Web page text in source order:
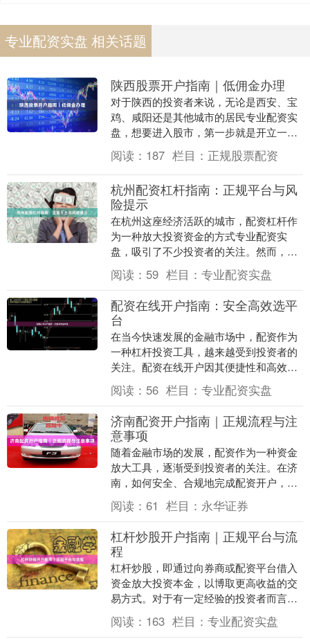
专业配资实盘 相关话题
陕西股票开户指南｜低佣金办理
对于陕西的投资者来说，无论是西安、宝
鸡、咸阳还是其他城市的居民专业配资实
盘，想要进入股市，第一步就是开立一个
合适的股票账户。本文将为你提供一份详
细的陕西股票开户....
阅读： 187 栏目： 正规股票配资
杭州配资杠杆指南：正规平台与风
险提示
在杭州这座经济活跃的城市，配资杠杆作
为一种放大投资资金的方式专业配资实
盘，吸引了不少投资者的关注。然而，配
资市场鱼龙混杂，如何选择正规平台、规
避潜在风险，成为投....
阅读： 59 栏目： 专业配资实盘
配资在线开户指南：安全高效选平
台
在当今快速发展的金融市场中，配资作为
一种杠杆投资工具，越来越受到投资者的
关注。配资在线开户因其便捷性和高效性
专业配资实盘，成为许多投资者的首选。
然而，面对市场上....
阅读： 56 栏目： 专业配资实盘
济南配资开户指南｜正规流程与注
意事项
随着金融市场的发展，配资作为一种资金
放大工具，逐渐受到投资者的关注。在济
南，如何安全、合规地完成配资开户，成
为许多投资者关心的问题。本文将从正规
流程、资质核查、....
阅读： 61 栏目： 永华证券
杠杆炒股开户指南｜正规平台与流
程
杠杆炒股，即通过向券商或配资平台借入
资金放大投资本金，以博取更高收益的交
易方式。对于有一定经验的投资者而言，
合理使用杠杆能提升资金利用率，但同时
也伴随着更高的风....
阅读： 163 栏目： 专业配资实盘